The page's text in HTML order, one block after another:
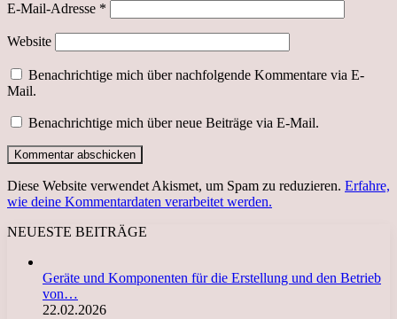
E-Mail-Adresse *
Website
Benachrichtige mich über nachfolgende Kommentare via E-
Mail.
Benachrichtige mich über neue Beiträge via E-Mail.
Diese Website verwendet Akismet, um Spam zu reduzieren. Erfahre,
wie deine Kommentardaten verarbeitet werden.
NEUESTE BEITRÄGE
Geräte und Komponenten für die Erstellung und den Betrieb
von…
22.02.2026